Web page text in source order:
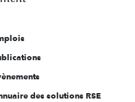
des solutions RSE